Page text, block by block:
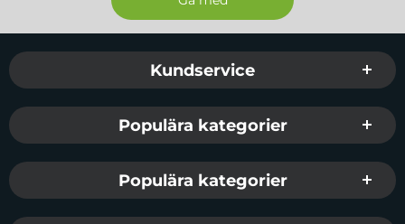
Sidfot Blandad info och länkar
Kundservice
Populära kategorier
Populära kategorier